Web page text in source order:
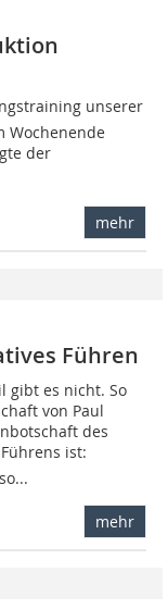
unserer
Wochenende
der
mehr
Führen
gibt es nicht. So
von Paul
des
Führens ist:
mehr